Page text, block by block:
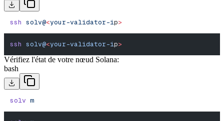
ssh solv@<your-validator-ip>
ssh solv@<your-validator-ip>
Vérifiez l'état de votre nœud Solana:
bash
solv m